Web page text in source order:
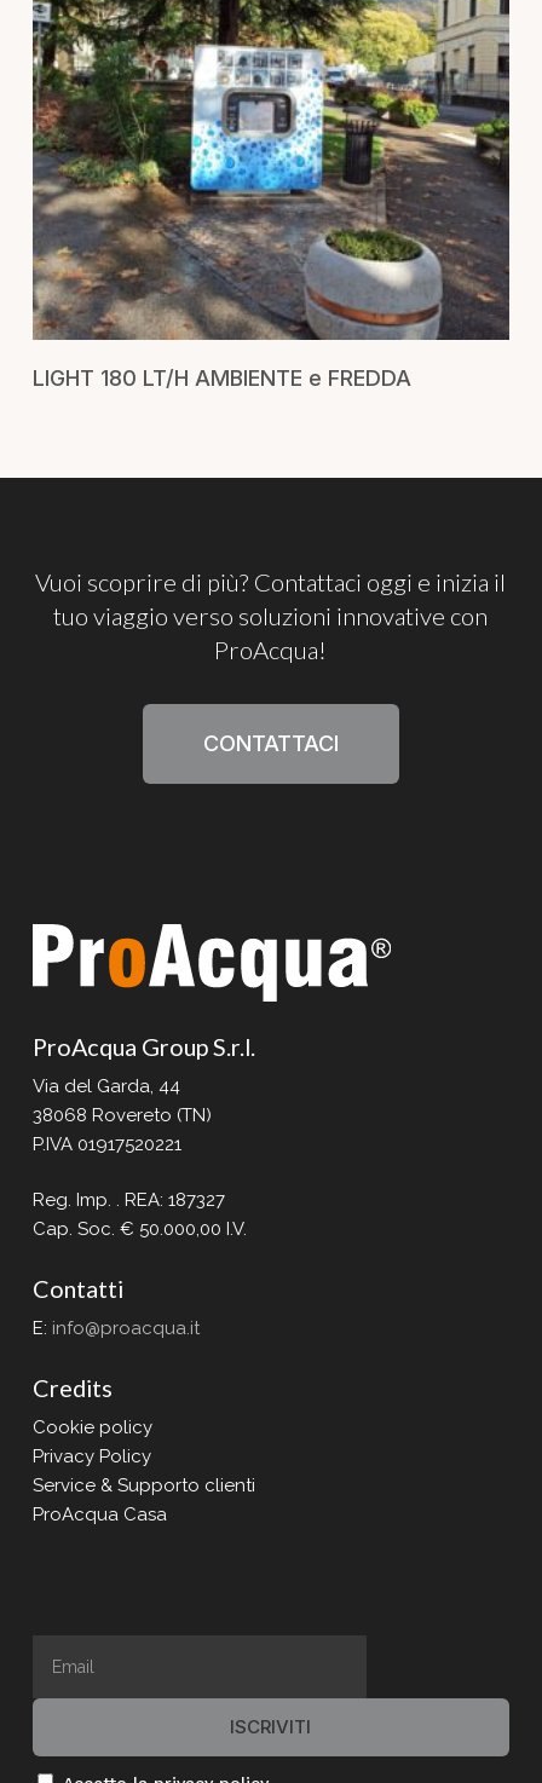
LIGHT 180 LT/H AMBIENTE e FREDDA
Vuoi scoprire di più? Contattaci oggi e inizia il
tuo viaggio verso soluzioni innovative con
ProAcqua!
CONTATTACI
ProAcqua Group S.r.l.
Via del Garda, 44
38068 Rovereto (TN)
P.IVA 01917520221
Reg. Imp. . REA: 187327
Cap. Soc. € 50.000,00 I.V.
Contatti
E: info@proacqua.it
Credits
Cookie policy
Privacy Policy
Service & Supporto clienti
ProAcqua Casa